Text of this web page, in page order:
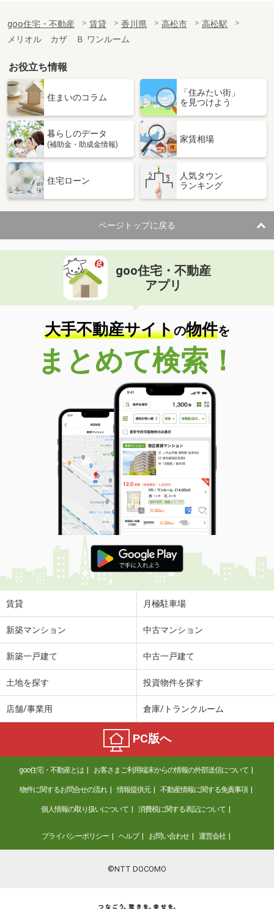
goo住宅・不動産 賃貸 香川県 高松市
高松駅
メリオル カザ Ｂ ワンルーム
お役立ち情報
住まいのコラム
「住みたい街」
を見つけよう
暮らしのデータ
(補助金・助成金情報)
家賃相場
住宅ローン
人気タウン
ランキング
ページトップに戻る
goo住宅・不動産
アプリ
大手不動産サイトの物件を
まとめて検索！
賃貸 月極駐車場
新築マンション 中古マンション
新築一戸建て 中古一戸建て
土地を探す 投資物件を探す
店舗/事業用 倉庫/トランクルーム
PC版へ
goo住宅・不動産とは お客さまご利用端末からの情報の外部送信について
物件に関するお問合せの流れ 情報提供元 不動産情報に関する免責事項
個人情報の取り扱いについて 消費税に関する表記について
プライバシーポリシー ヘルプ お問い合わせ 運営会社
©NTT DOCOMO